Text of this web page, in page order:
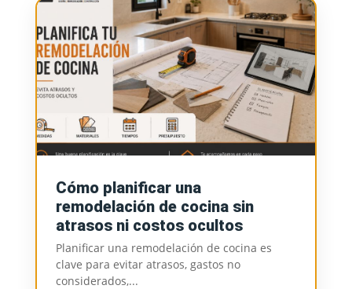
Cómo planificar una
remodelación de cocina sin
atrasos ni costos ocultos
Planificar una remodelación de cocina es
clave para evitar atrasos, gastos no
considerados,...